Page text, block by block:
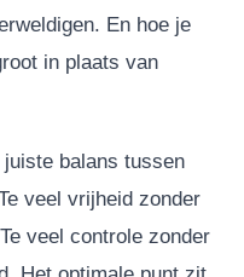
En hoe je
in plaats van
balans tussen
veel vrijheid zonder
veel controle zonder